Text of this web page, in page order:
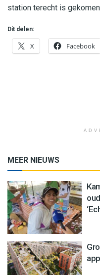
station terecht is
Dit delen:
X Facebook
MEER NIEUWS